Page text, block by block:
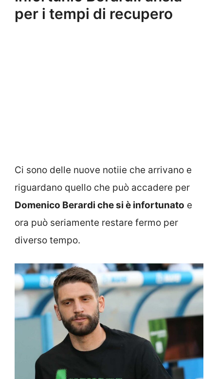
per i tempi di recupero
Ci sono delle nuove notiie che arrivano e
riguardano quello che può accadere per
Domenico Berardi che si è infortunato e
ora può seriamente restare fermo per
diverso tempo.